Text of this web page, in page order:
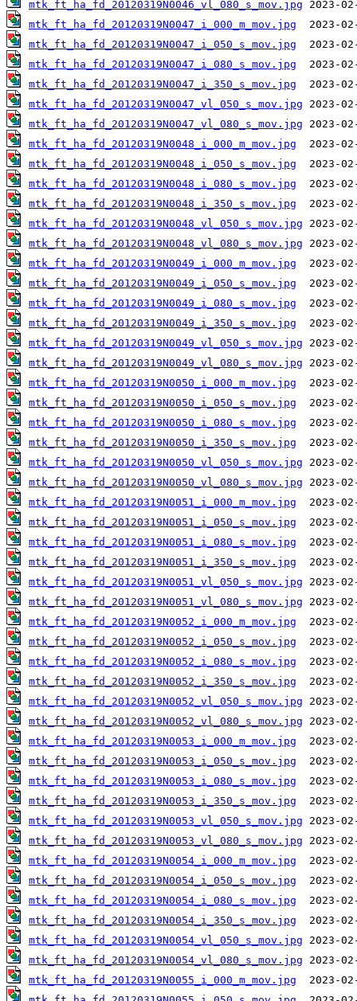
mtk_ft_ha_fd_20120319N0046_vl_080_s_mov.jpg
mtk_ft_ha_fd_20120319N0047_i_000_m_mov.jpg
mtk_ft_ha_fd_20120319N0047_i_050_s_mov.jpg
mtk_ft_ha_fd_20120319N0047_i_080_s_mov.jpg
mtk_ft_ha_fd_20120319N0047_i_350_s_mov.jpg
mtk_ft_ha_fd_20120319N0047_vl_050_s_mov.jpg
mtk_ft_ha_fd_20120319N0047_vl_080_s_mov.jpg
mtk_ft_ha_fd_20120319N0048_i_000_m_mov.jpg
mtk_ft_ha_fd_20120319N0048_i_050_s_mov.jpg
mtk_ft_ha_fd_20120319N0048_i_080_s_mov.jpg
mtk_ft_ha_fd_20120319N0048_i_350_s_mov.jpg
mtk_ft_ha_fd_20120319N0048_vl_050_s_mov.jpg
mtk_ft_ha_fd_20120319N0048_vl_080_s_mov.jpg
mtk_ft_ha_fd_20120319N0049_i_000_m_mov.jpg
mtk_ft_ha_fd_20120319N0049_i_050_s_mov.jpg
mtk_ft_ha_fd_20120319N0049_i_080_s_mov.jpg
mtk_ft_ha_fd_20120319N0049_i_350_s_mov.jpg
mtk_ft_ha_fd_20120319N0049_vl_050_s_mov.jpg
mtk_ft_ha_fd_20120319N0049_vl_080_s_mov.jpg
mtk_ft_ha_fd_20120319N0050_i_000_m_mov.jpg
mtk_ft_ha_fd_20120319N0050_i_050_s_mov.jpg
mtk_ft_ha_fd_20120319N0050_i_080_s_mov.jpg
mtk_ft_ha_fd_20120319N0050_i_350_s_mov.jpg
mtk_ft_ha_fd_20120319N0050_vl_050_s_mov.jpg
mtk_ft_ha_fd_20120319N0050_vl_080_s_mov.jpg
mtk_ft_ha_fd_20120319N0051_i_000_m_mov.jpg
mtk_ft_ha_fd_20120319N0051_i_050_s_mov.jpg
mtk_ft_ha_fd_20120319N0051_i_080_s_mov.jpg
mtk_ft_ha_fd_20120319N0051_i_350_s_mov.jpg
mtk_ft_ha_fd_20120319N0051_vl_050_s_mov.jpg
mtk_ft_ha_fd_20120319N0051_vl_080_s_mov.jpg
mtk_ft_ha_fd_20120319N0052_i_000_m_mov.jpg
mtk_ft_ha_fd_20120319N0052_i_050_s_mov.jpg
mtk_ft_ha_fd_20120319N0052_i_080_s_mov.jpg
mtk_ft_ha_fd_20120319N0052_i_350_s_mov.jpg
mtk_ft_ha_fd_20120319N0052_vl_050_s_mov.jpg
mtk_ft_ha_fd_20120319N0052_vl_080_s_mov.jpg
mtk_ft_ha_fd_20120319N0053_i_000_m_mov.jpg
mtk_ft_ha_fd_20120319N0053_i_050_s_mov.jpg
mtk_ft_ha_fd_20120319N0053_i_080_s_mov.jpg
mtk_ft_ha_fd_20120319N0053_i_350_s_mov.jpg
mtk_ft_ha_fd_20120319N0053_vl_050_s_mov.jpg
mtk_ft_ha_fd_20120319N0053_vl_080_s_mov.jpg
mtk_ft_ha_fd_20120319N0054_i_000_m_mov.jpg
mtk_ft_ha_fd_20120319N0054_i_050_s_mov.jpg
mtk_ft_ha_fd_20120319N0054_i_080_s_mov.jpg
mtk_ft_ha_fd_20120319N0054_i_350_s_mov.jpg
mtk_ft_ha_fd_20120319N0054_vl_050_s_mov.jpg
mtk_ft_ha_fd_20120319N0054_vl_080_s_mov.jpg
mtk_ft_ha_fd_20120319N0055_i_000_m_mov.jpg